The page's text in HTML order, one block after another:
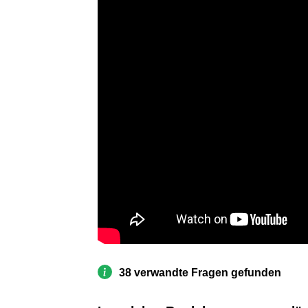
38 verwandte Fragen gefunden